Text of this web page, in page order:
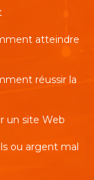
atteindre
réussir la
un site Web
ou argent mal